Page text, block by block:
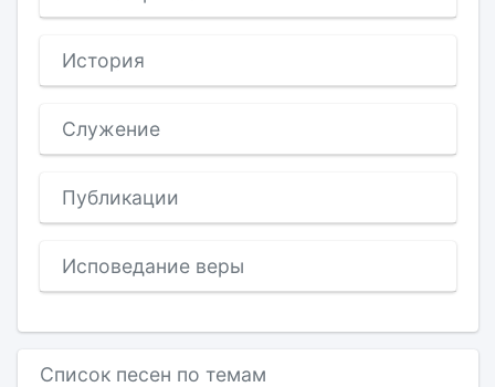
История
Служение
Публикации
Исповедание веры
Список песен по темам